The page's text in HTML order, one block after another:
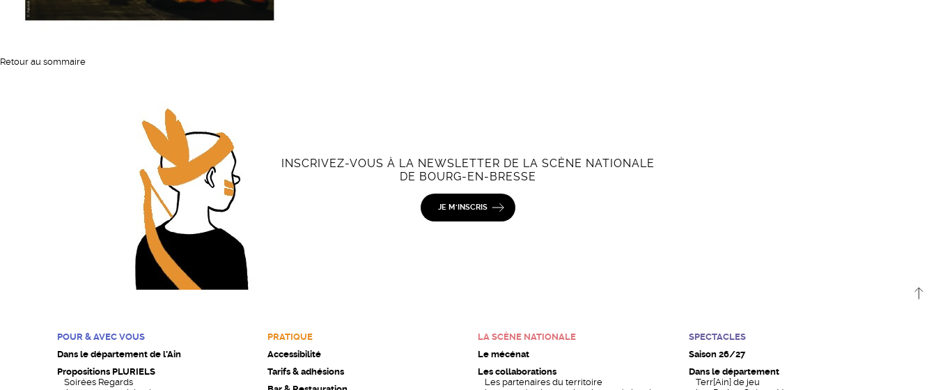
Retour au sommaire
INSCRIVEZ-VOUS À LA NEWSLETTER DE LA SCÈNE NATIONALE
DE BOURG-EN-BRESSE
JE M'INSCRIS
POUR & AVEC VOUS
Dans le département de l’Ain
Propositions PLURIELS
Soirées Regards
PRATIQUE
Accessibilité
Tarifs & adhésions
LA SCÈNE NATIONALE
Le mécénat
Les collaborations
Les partenaires du territoire
SPECTACLES
Saison 26/27
Dans le département
Terr[Ain] de jeu